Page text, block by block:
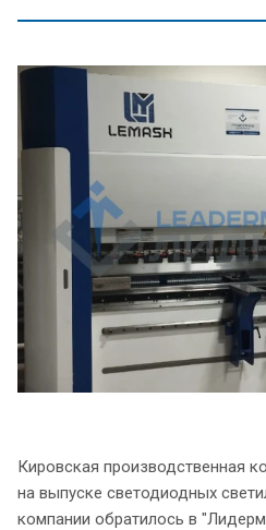
Кировская производственная
на выпуске светодиодных
компании обратилось в